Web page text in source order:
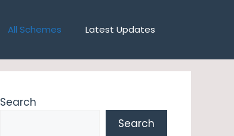
All Schemes Latest Updates
Search
Search